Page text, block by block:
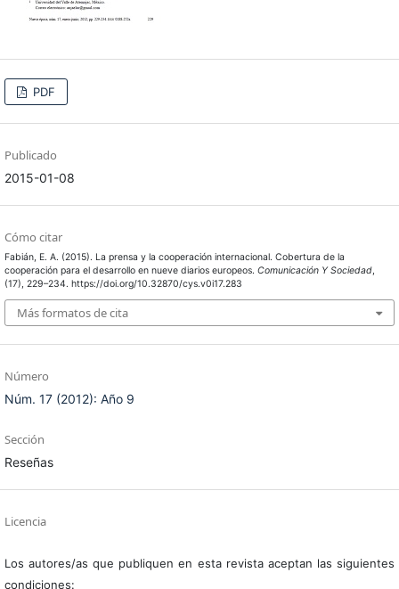
PDF
Publicado
2015-01-08
Cómo citar
Fabián, E. A. (2015). La prensa y la cooperación internacional. Cobertura de la
cooperación para el desarrollo en nueve diarios europeos. Comunicación Y Sociedad,
(17), 229–234. https://doi.org/10.32870/cys.v0i17.283
Más formatos de cita
Número
Núm. 17 (2012): Año 9
Sección
Reseñas
Licencia
Los autores/as que publiquen en esta revista aceptan las siguientes
condiciones: